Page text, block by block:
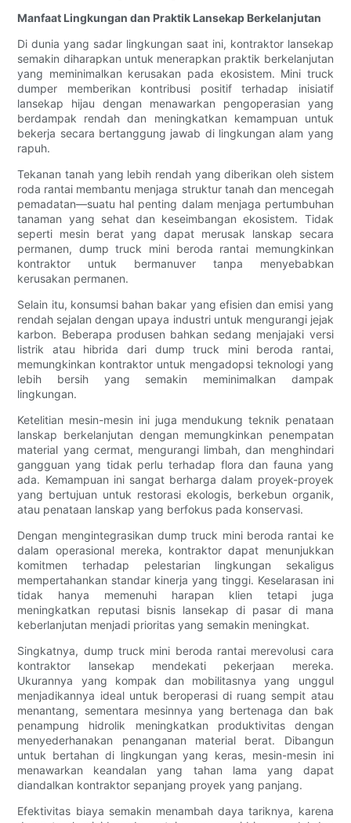
Manfaat Lingkungan dan Praktik Lansekap Berkelanjutan
Di dunia yang sadar lingkungan saat ini, kontraktor lansekap
semakin diharapkan untuk menerapkan praktik berkelanjutan
yang meminimalkan kerusakan pada ekosistem. Mini truck
dumper memberikan kontribusi positif terhadap inisiatif
lansekap hijau dengan menawarkan pengoperasian yang
berdampak rendah dan meningkatkan kemampuan untuk
bekerja secara bertanggung jawab di lingkungan alam yang
rapuh.
Tekanan tanah yang lebih rendah yang diberikan oleh sistem
roda rantai membantu menjaga struktur tanah dan mencegah
pemadatan—suatu hal penting dalam menjaga pertumbuhan
tanaman yang sehat dan keseimbangan ekosistem. Tidak
seperti mesin berat yang dapat merusak lanskap secara
permanen, dump truck mini beroda rantai memungkinkan
kontraktor untuk bermanuver tanpa menyebabkan
kerusakan permanen.
Selain itu, konsumsi bahan bakar yang efisien dan emisi yang
rendah sejalan dengan upaya industri untuk mengurangi jejak
karbon. Beberapa produsen bahkan sedang menjajaki versi
listrik atau hibrida dari dump truck mini beroda rantai,
memungkinkan kontraktor untuk mengadopsi teknologi yang
lebih bersih yang semakin meminimalkan dampak
lingkungan.
Ketelitian mesin-mesin ini juga mendukung teknik penataan
lanskap berkelanjutan dengan memungkinkan penempatan
material yang cermat, mengurangi limbah, dan menghindari
gangguan yang tidak perlu terhadap flora dan fauna yang
ada. Kemampuan ini sangat berharga dalam proyek-proyek
yang bertujuan untuk restorasi ekologis, berkebun organik,
atau penataan lanskap yang berfokus pada konservasi.
Dengan mengintegrasikan dump truck mini beroda rantai ke
dalam operasional mereka, kontraktor dapat menunjukkan
komitmen terhadap pelestarian lingkungan sekaligus
mempertahankan standar kinerja yang tinggi. Keselarasan ini
tidak hanya memenuhi harapan klien tetapi juga
meningkatkan reputasi bisnis lansekap di pasar di mana
keberlanjutan menjadi prioritas yang semakin meningkat.
Singkatnya, dump truck mini beroda rantai merevolusi cara
kontraktor lansekap mendekati pekerjaan mereka.
Ukurannya yang kompak dan mobilitasnya yang unggul
menjadikannya ideal untuk beroperasi di ruang sempit atau
menantang, sementara mesinnya yang bertenaga dan bak
penampung hidrolik meningkatkan produktivitas dengan
menyederhanakan penanganan material berat. Dibangun
untuk bertahan di lingkungan yang keras, mesin-mesin ini
menawarkan keandalan yang tahan lama yang dapat
diandalkan kontraktor sepanjang proyek yang panjang.
Efektivitas biaya semakin menambah daya tariknya, karena